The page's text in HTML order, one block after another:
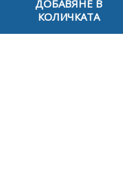
ДОБАВЯНЕ В
КОЛИЧКАТА